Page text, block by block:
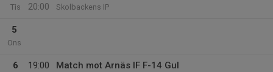
Tis
20:00
Skolbackens IP
5
Ons
6
19:00
Match mot Arnäs IF F-14 Gul